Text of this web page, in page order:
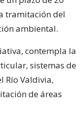
tramitación del
ambiental.
contempla la
sistemas de
Río Valdivia,
de áreas